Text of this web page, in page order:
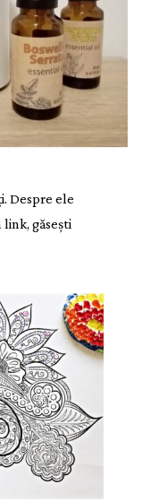
Despre ele
link, găsești